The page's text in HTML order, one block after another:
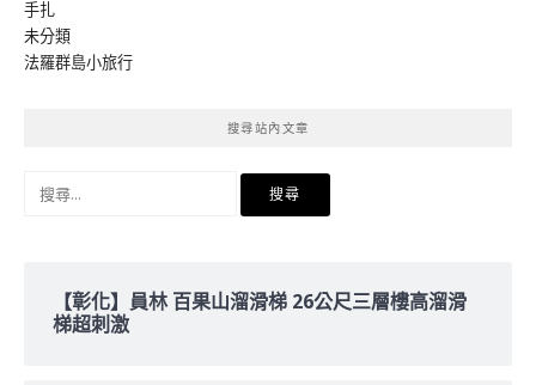
手扎
未分類
法羅群島小旅行
搜尋站內文章
【彰化】員林 百果山溜滑梯 26公尺三層樓高溜滑
梯超刺激